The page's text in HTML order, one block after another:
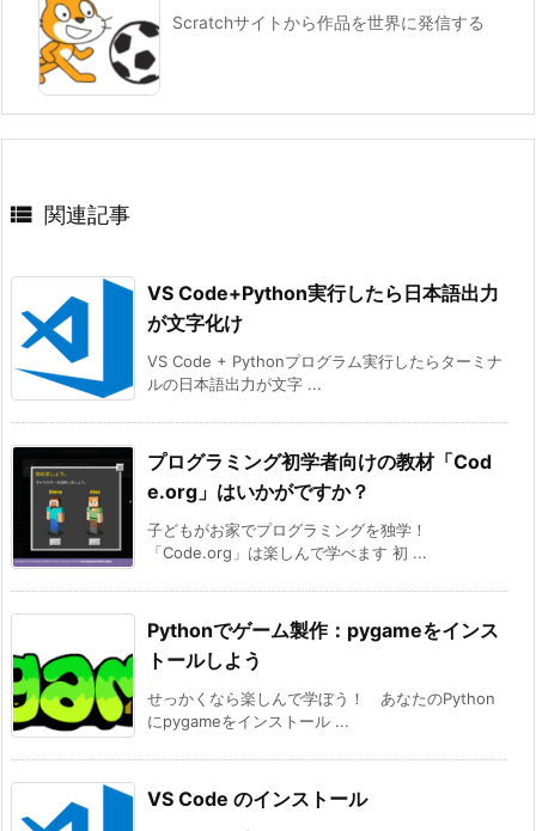
Scratchサイトから作品を世界に発信する
 関連記事
VS Code+Python実行したら日本語出力
が文字化け
VS Code + Pythonプログラム実行したらターミナ
ルの日本語出力が文字 ...
プログラミング初学者向けの教材「Cod
e.org」はいかがですか？
子どもがお家でプログラミングを独学！
「Code.org」は楽しんで学べます 初 ...
Pythonでゲーム製作：pygameをインス
トールしよう
せっかくなら楽しんで学ぼう！ あなたのPython
にpygameをインストール ...
VS Code のインストール